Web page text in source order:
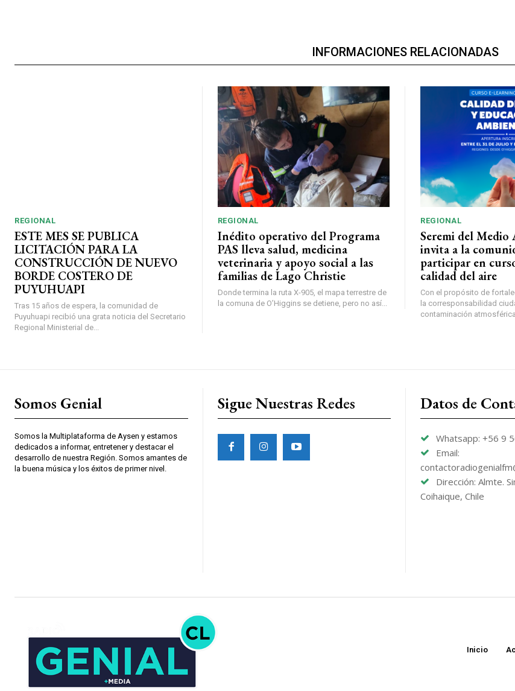
INFORMACIONES RELACIONADAS
REGIONAL
ESTE MES SE PUBLICA
LICITACIÓN PARA LA
CONSTRUCCIÓN DE NUEVO
BORDE COSTERO DE
PUYUHUAPI
Tras 15 años de espera, la comunidad de
Puyuhuapi recibió una grata noticia del Secretario
Regional Ministerial de...
REGIONAL
Inédito operativo del Programa
PAS lleva salud, medicina
veterinaria y apoyo social a las
familias de Lago Christie
Donde termina la ruta X-905, el mapa terrestre de
la comuna de O’Higgins se detiene, pero no así...
REGIONAL
Seremi del Medio
invita a la
participar en
calidad del aire
Con el propósito de
la corresponsabilidad
contaminación atmosférica,
Somos Genial
Somos la Multiplataforma de Aysen y estamos
dedicados a informar, entretener y destacar el
desarrollo de nuestra Región. Somos amantes de
la buena música y los éxitos de primer nivel.
Sigue Nuestras Redes Datos de
Whatsapp: +56 9
Email:
Dirección: Almte.
Coihaique, Chile
Inicio